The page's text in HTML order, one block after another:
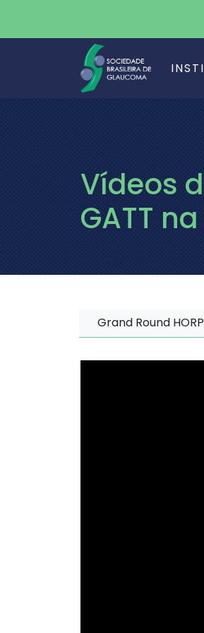
Vídeos
GATT
Grand Round